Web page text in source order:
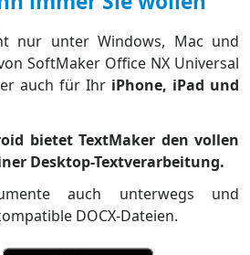
nur unter Windows, Mac und
SoftMaker Office NX Universal
auch für Ihr iPhone, iPad und
bietet TextMaker den vollen
Desktop-Textverarbeitung.
auch unterwegs und
DOCX-Dateien.